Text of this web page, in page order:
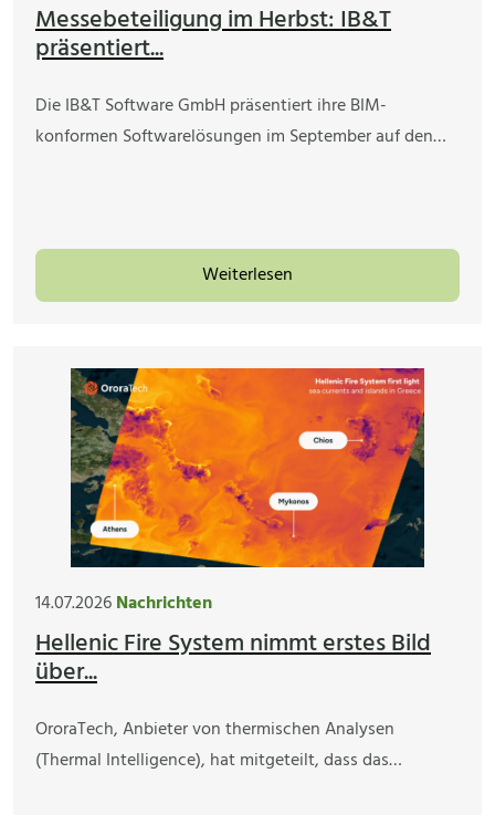
Messebeteiligung im Herbst: IB&T
präsentiert...
Die IB&T Software GmbH präsentiert ihre BIM-
konformen Softwarelösungen im September auf den…
Weiterlesen
14.07.2026Nachrichten
Hellenic Fire System nimmt erstes Bild
über...
OroraTech, Anbieter von thermischen Analysen
(Thermal Intelligence), hat mitgeteilt, dass das…